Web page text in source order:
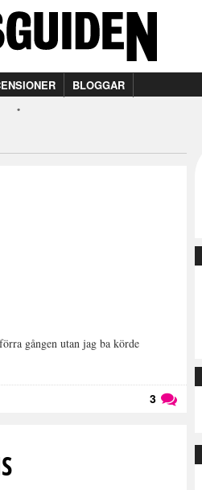
BLOGGAR
gången utan jag ba körde
3